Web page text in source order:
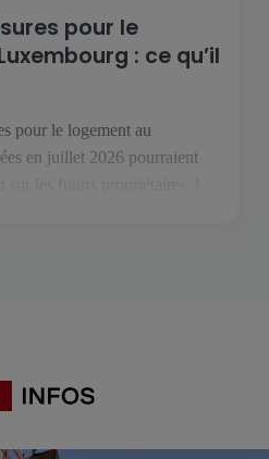
pour le
: ce qu’il
pour le logement au
en juillet 2026 pourraient